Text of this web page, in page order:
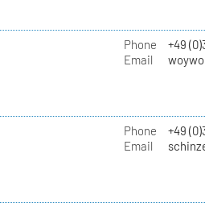
Phone
+49
Email
Phone
+49
Email